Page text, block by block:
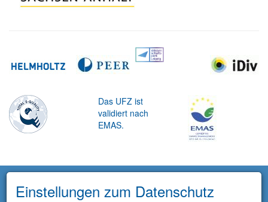
Das UFZ ist
validiert nach
EMAS.
Einstellungen zum Datenschutz